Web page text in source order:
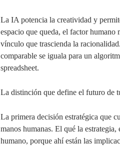
La IA potencia la creatividad y
espacio que queda, el factor humano
vínculo que trascienda la
comparable se iguala para un
spreadsheet.
La distinción que define el futuro de
La primera decisión estratégica que
manos humanas. El qué la
humano, porque ahí están las